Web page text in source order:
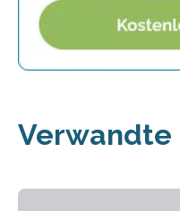
Verwandte